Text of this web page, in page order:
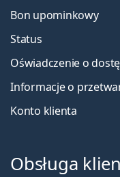
Bon upominkowy
Status
Oświadczenie o
Informacje o
Konto klienta
Obsługa